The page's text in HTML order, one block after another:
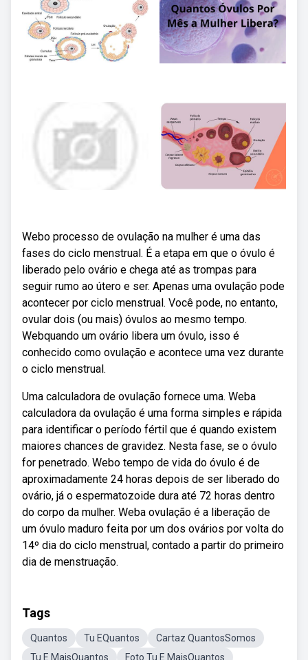
Webo processo de ovulação na mulher é uma das
fases do ciclo menstrual. É a etapa em que o óvulo é
liberado pelo ovário e chega até as trompas para
seguir rumo ao útero e ser. Apenas uma ovulação pode
acontecer por ciclo menstrual. Você pode, no entanto,
ovular dois (ou mais) óvulos ao mesmo tempo.
Webquando um ovário libera um óvulo, isso é
conhecido como ovulação e acontece uma vez durante
o ciclo menstrual.
Uma calculadora de ovulação fornece uma. Weba
calculadora da ovulação é uma forma simples e rápida
para identificar o período fértil que é quando existem
maiores chances de gravidez. Nesta fase, se o óvulo
for penetrado. Webo tempo de vida do óvulo é de
aproximadamente 24 horas depois de ser liberado do
ovário, já o espermatozoide dura até 72 horas dentro
do corpo da mulher. Weba ovulação é a liberação de
um óvulo maduro feita por um dos ovários por volta do
14º dia do ciclo menstrual, contado a partir do primeiro
dia de menstruação.
Tags
Quantos Tu EQuantos
Cartaz QuantosSomos
Tu E MaisQuantos
Foto Tu E MaisQuantos